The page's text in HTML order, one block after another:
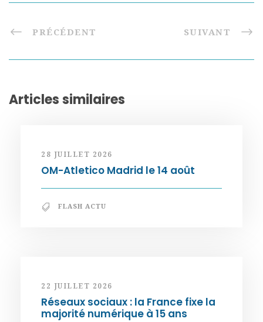
PRÉCÉDENT SUIVANT
Articles similaires
28 JUILLET 2026
OM-Atletico Madrid le 14 août
FLASH ACTU
22 JUILLET 2026
Réseaux sociaux : la France fixe la
majorité numérique à 15 ans